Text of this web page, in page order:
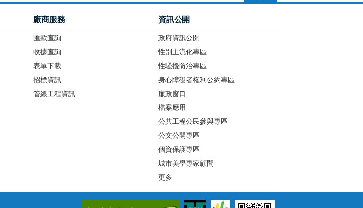
廠商服務
匯款查詢
收據查詢
表單下載
招標資訊
管線工程資訊
資訊公開
政府資訊公開
性別主流化專區
性騷擾防治專區
身心障礙者權利公約專區
廉政窗口
檔案應用
公共工程公民參與專區
公文公開專區
個資保護專區
城市美學專家顧問
更多